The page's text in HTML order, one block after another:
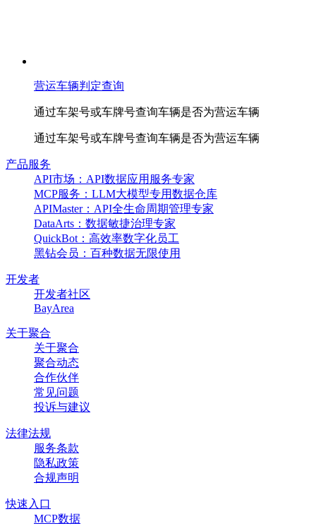
营运车辆判定查询
通过车架号或车牌号查询车辆是否为营运车辆
通过车架号或车牌号查询车辆是否为营运车辆
产品服务
API市场：API数据应用服务专家
MCP服务：LLM大模型专用数据仓库
APIMaster：API全生命周期管理专家
DataArts：数据敏捷治理专家
QuickBot：高效率数字化员工
黑钻会员：百种数据无限使用
开发者
开发者社区
BayArea
关于聚合
关于聚合
聚合动态
合作伙伴
常见问题
投诉与建议
法律法规
服务条款
隐私政策
合规声明
快速入口
MCP数据